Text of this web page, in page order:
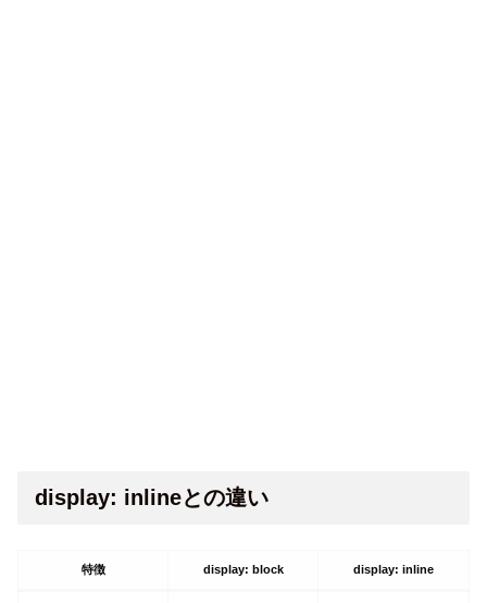
display: inlineとの違い
特徴 display: block display: inline